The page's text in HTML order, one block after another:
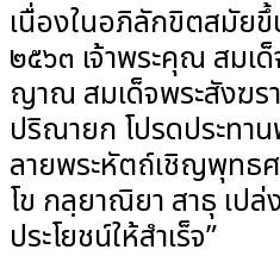
เนื่องในอภิลักขิตสมัย
๒๕๖๓ เจ้าพระคุณ สมเ
ญาณ สมเด็จพระสังฆร
ปริณายก โปรดประทา
ลายพระหัตถ์เชิญพุทธ
โข กลฺยาณิยา สาธุ เปล่
ประโยชน์ให้สำเร็จ”